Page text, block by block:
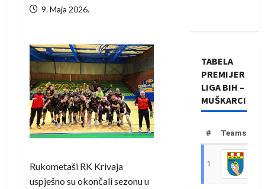
9. Maja 2026.
Rukometaši RK Krivaja
uspješno su okončali sezonu u
TABELA
PREMIJER
LIGA BIH –
MUŠKARCI
# Teams
1